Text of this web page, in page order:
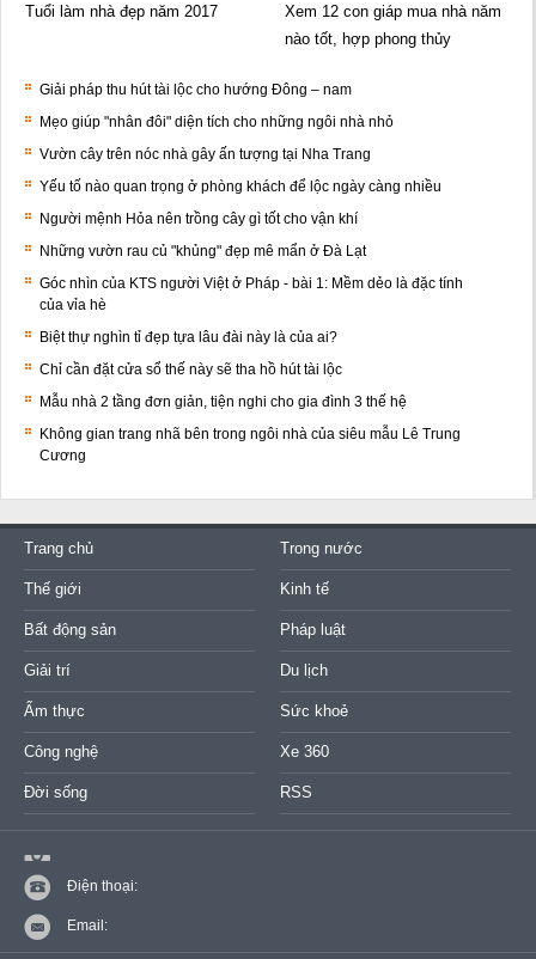
Tuổi làm nhà đẹp năm 2017
Xem 12 con giáp mua nhà năm
nào tốt, hợp phong thủy
Giải pháp thu hút tài lộc cho hướng Đông – nam
Mẹo giúp "nhân đôi" diện tích cho những ngôi nhà nhỏ
Vườn cây trên nóc nhà gây ấn tượng tại Nha Trang
Yếu tố nào quan trọng ở phòng khách để lộc ngày càng nhiều
Người mệnh Hỏa nên trồng cây gì tốt cho vận khí
Những vườn rau củ "khủng" đẹp mê mẩn ở Đà Lạt
Góc nhìn của KTS người Việt ở Pháp - bài 1: Mềm dẻo là đặc tính
của vỉa hè
Biệt thự nghìn tỉ đẹp tựa lâu đài này là của ai?
Chỉ cần đặt cửa sổ thế này sẽ tha hồ hút tài lộc
Mẫu nhà 2 tầng đơn giản, tiện nghi cho gia đình 3 thế hệ
Không gian trang nhã bên trong ngôi nhà của siêu mẫu Lê Trung
Cương
Trang chủ Trong nước
Thế giới Kinh tế
Bất động sản Pháp luật
Giải trí Du lịch
Ẩm thực Sức khoẻ
Công nghệ Xe 360
Đời sống RSS
Điện thoại:
Email: